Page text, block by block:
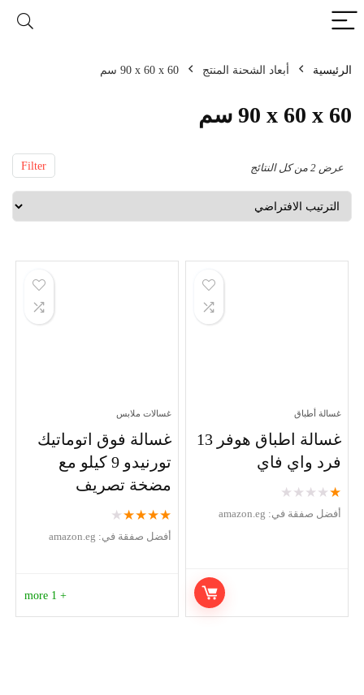
الرئيسية أبعاد الشحنة المنتج ‎90 x 60 x 60 سم
‎90 x 60 x 60 سم
Filter عرض ⁦2⁩ من كل النتائج
غسالة أطباق
غسالة اطباق هوفر 13
فرد واي فاي
★
★
★
★
★
أفضل صفقة في: amazon.eg
غسالات ملابس
غسالة فوق اتوماتيك
تورنيدو 9 كيلو مع
مضخة تصريف
★
★
★
★
★
أفضل صفقة في: amazon.eg
+ 1 more